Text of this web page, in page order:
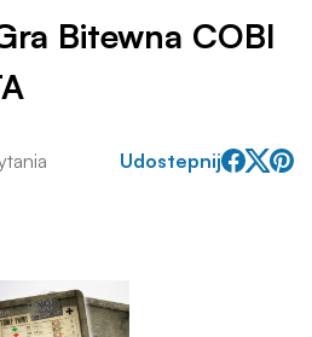
Bitewna COBI
Udostepnij